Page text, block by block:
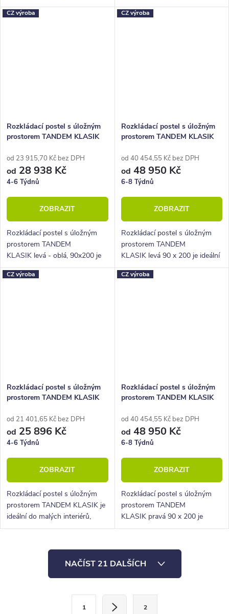
CZ výroba
Rozkládací postel s úložným
prostorem TANDEM KLASIK
od 23 915,70 Kč bez DPH
od 28 938 Kč
4-6 Týdnů
ZOBRAZIT
Rozkládací postel s úložným
prostorem TANDEM
KLASIK levá - oblá, 90x200 je
ideální do malých interiérů, bytů
či pokojů.
CZ výroba
Rozkládací postel s úložným
prostorem TANDEM KLASIK
od 40 454,55 Kč bez DPH
od 48 950 Kč
6-8 Týdnů
ZOBRAZIT
Rozkládací postel s úložným
prostorem TANDEM
KLASIK levá 90 x 200 je ideální
do malých interiérů dětských či
studentských pokojů.
CZ výroba
Rozkládací postel s úložným
prostorem TANDEM KLASIK
od 21 401,65 Kč bez DPH
od 25 896 Kč
4-6 Týdnů
ZOBRAZIT
Rozkládací postel s úložným
prostorem TANDEM KLASIK je
ideální do malých interiérů,
bytů, dětských či studentských
CZ výroba
Rozkládací postel s úložným
prostorem TANDEM KLASIK
od 40 454,55 Kč bez DPH
od 48 950 Kč
6-8 Týdnů
ZOBRAZIT
Rozkládací postel s úložným
prostorem TANDEM
KLASIK pravá 90 x 200 je
ideální do malých interiérů
pokojů.
NAČÍST 21 DALŠÍCH
1 2